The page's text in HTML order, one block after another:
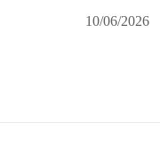
10/06/2026